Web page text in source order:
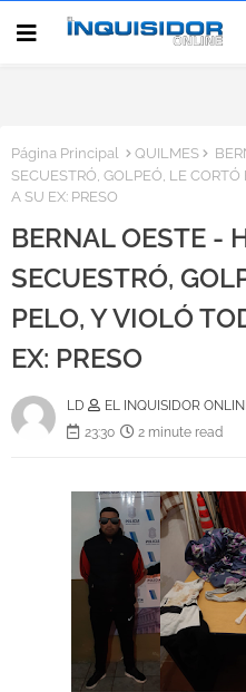
Página Principal QUILMES
SECUESTRÓ, GOLPEÓ, LE
A SU EX: PRESO
BERNAL OESTE -
SECUESTRÓ,
PELO, Y VIOLÓ
EX: PRESO
LD
EL INQUISIDOR
23:30
2 minute read